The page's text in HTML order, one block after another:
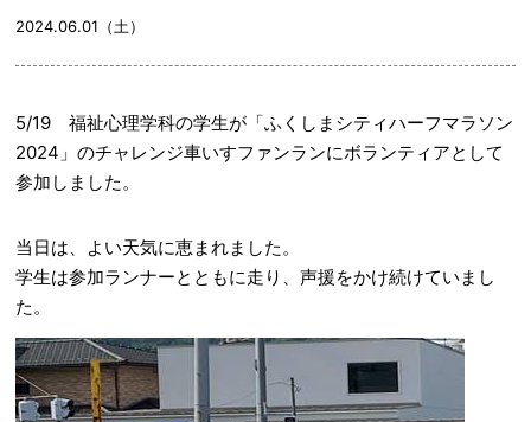
2024.06.01（土）
5/19 福祉心理学科の学生が「ふくしまシティハーフマラソン
2024」のチャレンジ車いすファンランにボランティアとして
参加しました。
当日は、よい天気に恵まれました。
学生は参加ランナーとともに走り、声援をかけ続けていまし
た。